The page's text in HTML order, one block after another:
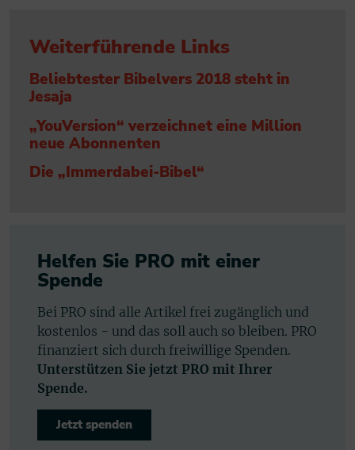
Weiterführende Links
Beliebtester Bibelvers 2018 steht in
Jesaja
„YouVersion“ verzeichnet eine Million
neue Abonnenten
Die „Immerdabei-Bibel“
Helfen Sie PRO mit einer
Spende
Bei PRO sind alle Artikel frei zugänglich und
kostenlos - und das soll auch so bleiben. PRO
finanziert sich durch freiwillige Spenden.
Unterstützen Sie jetzt PRO mit Ihrer
Spende.
Jetzt spenden